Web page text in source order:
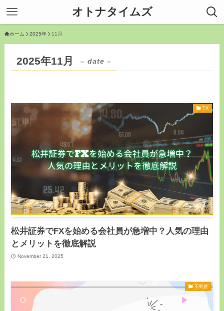
オトナタイムズ
ホーム 2025年 11月
2025年11月 – date –
FX
松井証券でFXを始める会社員が急増中？人気の理由
とメリットを徹底解説
November 21, 2025
不動産